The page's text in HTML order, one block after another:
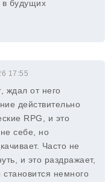
будущих
17:55
ждал от него
действительно
RPG, и это
себе, но
Часто не
и это раздражает,
немного